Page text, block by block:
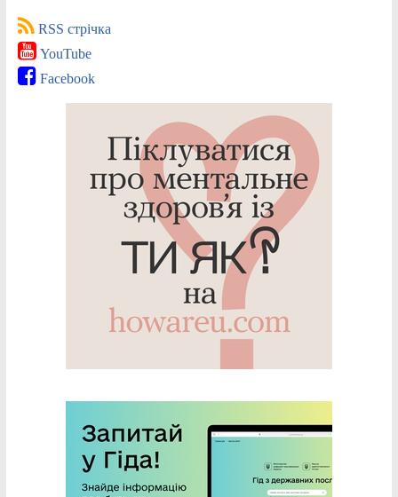
RSS стрічка
YouTube
Facebook